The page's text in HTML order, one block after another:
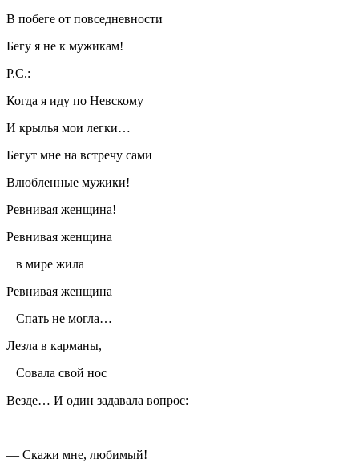
В побеге от повседневности
Бегу я не к мужикам!
Р.С.:
Когда я иду по Невскому
И крылья мои легки…
Бегут мне на встречу сами
Влюбленные мужики!
Ревнивая женщина!
Ревнивая женщина
в мире жила
Ревнивая женщина
Спать не могла…
Лезла в карманы,
Совала свой нос
Везде… И один задавала вопрос:
— Скажи мне, любимый!